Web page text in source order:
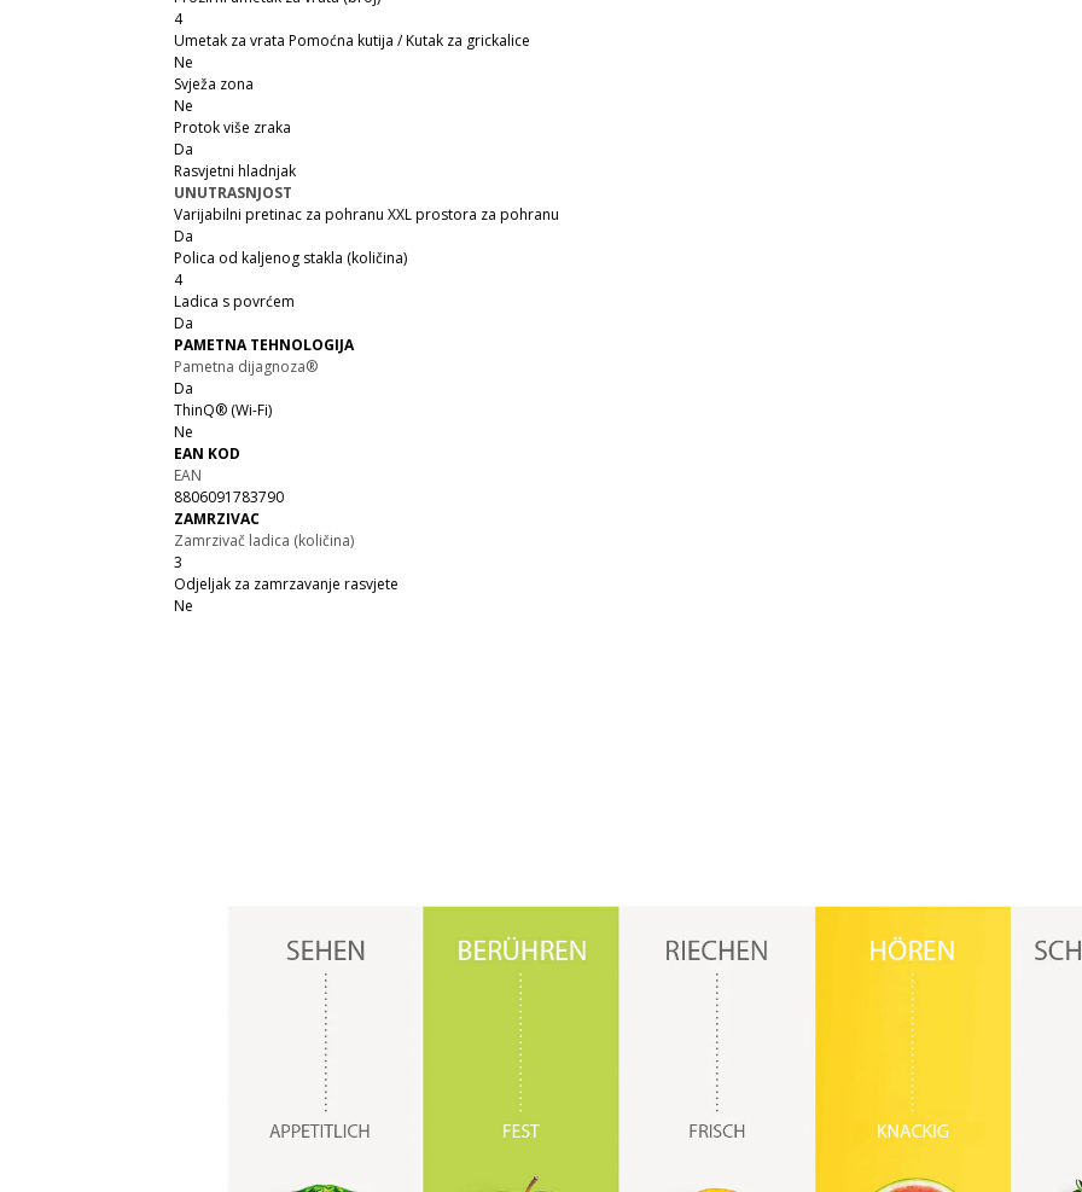
4
Umetak za vrata Pomoćna kutija / Kutak za grickalice
Ne
Svježa zona
Ne
Protok više zraka
Da
Rasvjetni hladnjak
UNUTRASNJOST
Varijabilni pretinac za pohranu XXL prostora za pohranu
Da
Polica od kaljenog stakla (količina)
4
Ladica s povrćem
Da
PAMETNA TEHNOLOGIJA
Pametna dijagnoza®
Da
ThinQ® (Wi-Fi)
Ne
EAN KOD
EAN
8806091783790
ZAMRZIVAC
Zamrzivač ladica (količina)
3
Odjeljak za zamrzavanje rasvjete
Ne